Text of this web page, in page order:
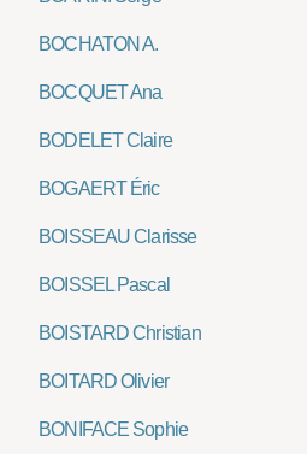
BOCHATON A.
BOCQUET Ana
BODELET Claire
BOGAERT Éric
BOISSEAU Clarisse
BOISSEL Pascal
BOISTARD Christian
BOITARD Olivier
BONIFACE Sophie